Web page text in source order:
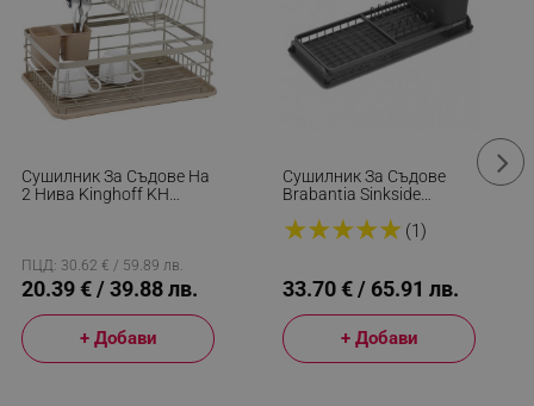
Сушилник За Съдове На
2 Нива Kinghoff KH
ПЦД: 30.62 € / 59.89 лв.
20.39 € / 39.88 лв.
+ Добави
Сушилник За Съдове
Brabantia Sinkside
Отцеждане, Поставка За
★★★★★(1)
33.70 € / 65.91 лв.
+ Добави